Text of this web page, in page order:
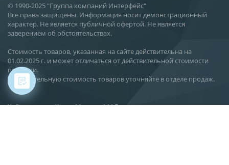
© 1990-2025 "Группа компаний Интерфейс"
Все права защищены. Информация носит демонстрационный
характер. Не является публичной офертой. Не является
заверением об обстоятельствах.
Стоимость товаров, указанная на сайте действительна на
01.02.2025 г. и может отличаться от действительной стоимости
поставки.
Действительную стоимость товаров уточняйте в отделе продаж.
Хабаровск, ул. Карла Маркса, 144 В